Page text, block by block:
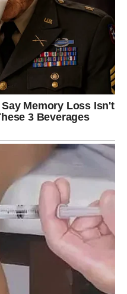
postaje
koju već dugo čuvate
novom domu,
ili velikoj životnoj
prilike koje će vas
tog sna.